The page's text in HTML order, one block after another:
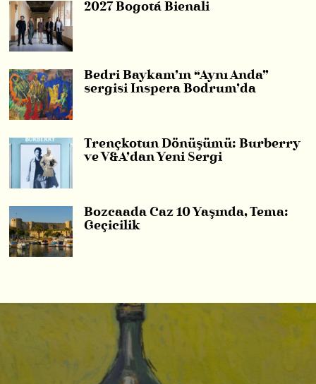
2027 Bogotá Bienali
Bedri Baykam’ın “Aynı Anda”
sergisi Inspera Bodrum’da
Trençkotun Dönüşümü: Burberry
ve V&A’dan Yeni Sergi
Bozcaada Caz 10 Yaşında, Tema:
Geçicilik